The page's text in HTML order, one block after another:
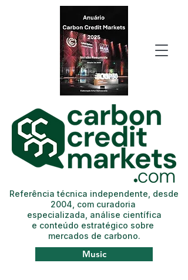
Music
Referência técnica independente, desde
2004, com curadoria
especializada, análise científica
e conteúdo estratégico sobre
mercados de carbono.